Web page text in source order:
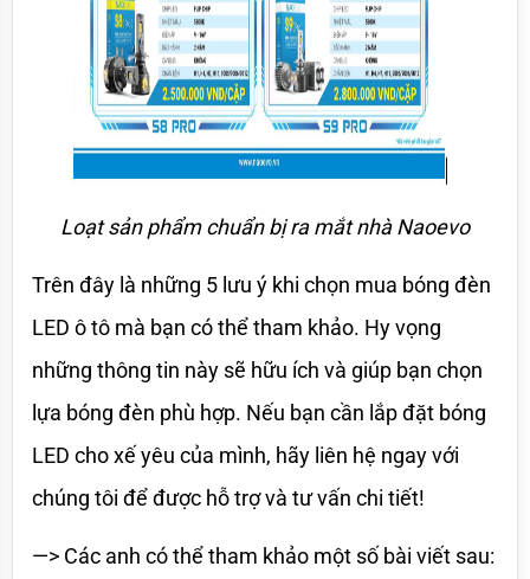
Loạt sản phẩm chuẩn bị ra mắt nhà Naoevo
Trên đây là những 5 lưu ý khi chọn mua bóng đèn
LED ô tô mà bạn có thể tham khảo. Hy vọng
những thông tin này sẽ hữu ích và giúp bạn chọn
lựa bóng đèn phù hợp. Nếu bạn cần lắp đặt bóng
LED cho xế yêu của mình, hãy liên hệ ngay với
chúng tôi để được hỗ trợ và tư vấn chi tiết!
—> Các anh có thể tham khảo một số bài viết sau: